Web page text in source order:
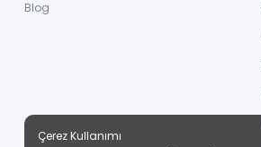
Blog
Çerez Kullanımı